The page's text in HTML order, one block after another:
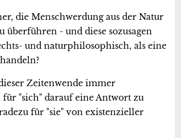
die Menschwerdung aus der Natur
überführen - und diese sozusagen
und naturphilosophisch, als eine
Zeitenwende immer
für "sich" darauf eine Antwort zu
für "sie" von existenzieller